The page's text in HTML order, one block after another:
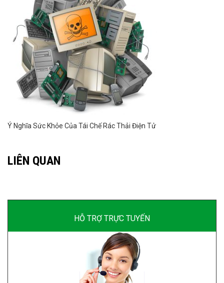
Ý Nghĩa Sức Khỏe Của Tái Chế Rác Thải Điện Tử
LIÊN QUAN
HỖ TRỢ TRỰC TUYẾN